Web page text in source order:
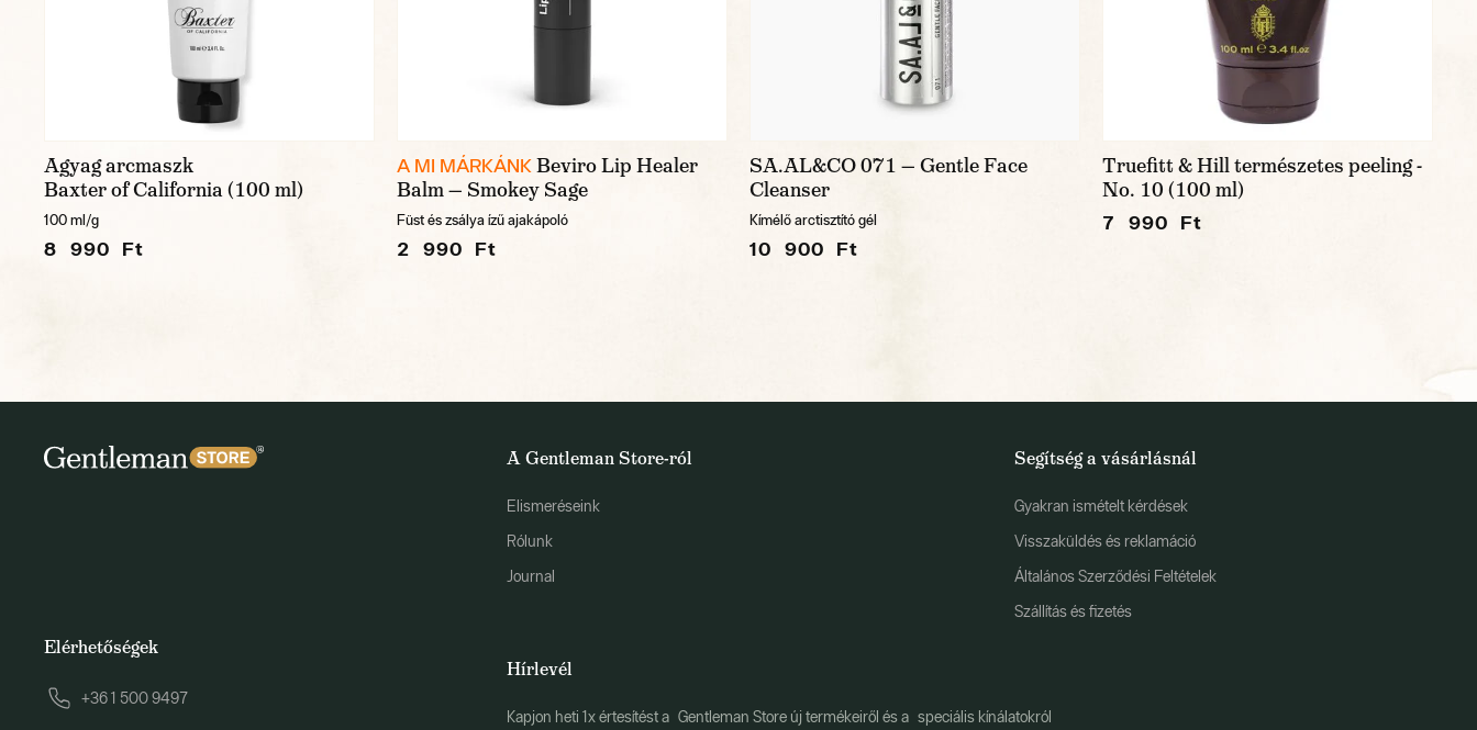
Agyag arcmaszk
Baxter of California (100 ml)
100 ml/g
8 990 Ft
A MI MÁRKÁNKBeviro Lip Healer
Balm — Smokey Sage
Füst és zsálya ízű ajakápoló
2 990 Ft
SA.AL&CO 071 — Gentle Face
Cleanser
Kímélő arctisztító gél
10 900 Ft
Truefitt & Hill természetes peeling -
No. 10 (100 ml)
7 990 Ft
A Gentleman Store-ról
Elismeréseink
Rólunk
Journal
Segítség a vásárlásnál
Gyakran ismételt kérdések
Visszaküldés és reklamáció
Általános Szerződési Feltételek
Szállítás és fizetés
Hírlevél
Kapjon heti 1x értesítést a Gentleman Store új termékeiről és a speciális kínálatokról
Elérhetőségek
+36 1 500 9497